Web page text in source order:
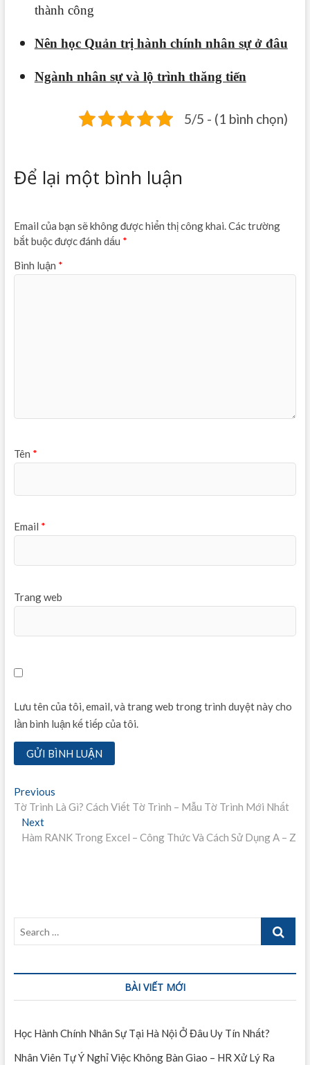
thành công
Nên học Quản trị hành chính nhân sự ở đâu
Ngành nhân sự và lộ trình thăng tiến
5/5 - (1 bình chọn)
Để lại một bình luận
Email của bạn sẽ không được hiển thị công khai.Các trường
bắt buộc được đánh dấu *
Bình luận *
Tên *
Email *
Trang web
Lưu tên của tôi, email, và trang web trong trình duyệt này cho
lần bình luận kế tiếp của tôi.
Điều
hướng
bài
PreviousPrevious
post:
Tờ Trình Là Gì? Cách Viết Tờ Trình – Mẫu Tờ Trình Mới Nhất
NextNext
post:
Hàm RANK Trong Excel – Công Thức Và Cách Sử Dụng A – Z
Search
BÀI VIẾT MỚI
Học Hành Chính Nhân Sự Tại Hà Nội Ở Đâu Uy Tín Nhất?
Nhân Viên Tự Ý Nghỉ Việc Không Bàn Giao – HR Xử Lý Ra